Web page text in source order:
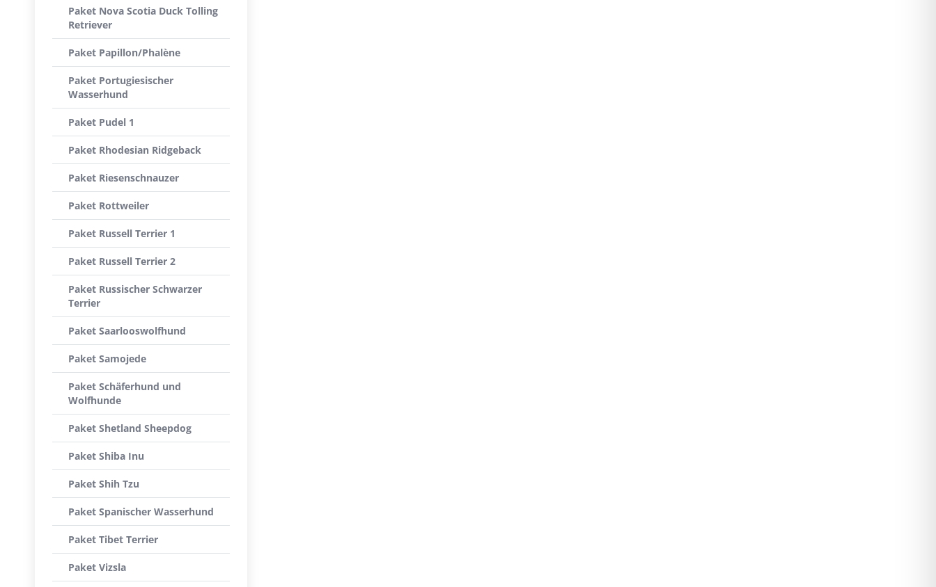
Paket Nova Scotia Duck Tolling
Retriever
Paket Papillon/Phalène
Paket Portugiesischer
Wasserhund
Paket Pudel 1
Paket Rhodesian Ridgeback
Paket Riesenschnauzer
Paket Rottweiler
Paket Russell Terrier 1
Paket Russell Terrier 2
Paket Russischer Schwarzer
Terrier
Paket Saarlooswolfhund
Paket Samojede
Paket Schäferhund und
Wolfhunde
Paket Shetland Sheepdog
Paket Shiba Inu
Paket Shih Tzu
Paket Spanischer Wasserhund
Paket Tibet Terrier
Paket Vizsla